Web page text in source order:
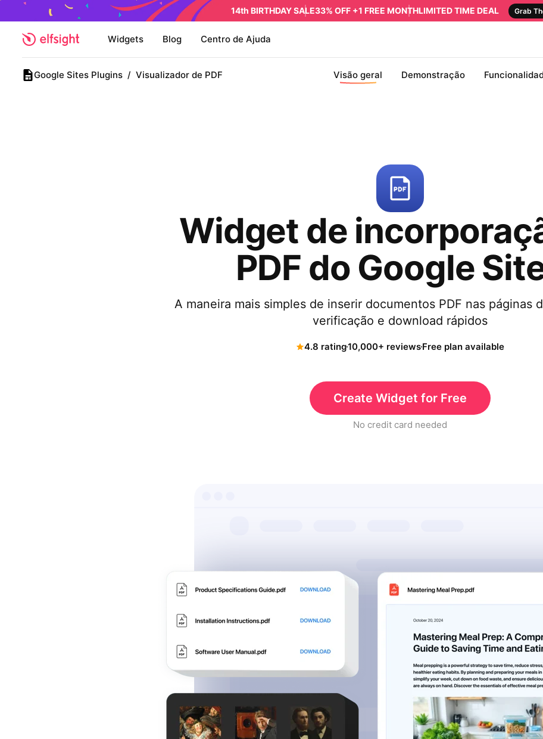
14th BIRTHDAY SALE33% OFF +1 FREE MONTHLIMITED TIME DEAL Grab
Widgets Blog Centro de Ajuda
Google Sites Plugins / Visualizador de PDF Visão geral Demonstração
Widget de
PDF do Google
A maneira mais simples de inserir documentos PDF nas páginas
verificação e download rápidos
4.8 rating10,000+ reviewsFree plan available
Create Widget for Free
No credit card needed